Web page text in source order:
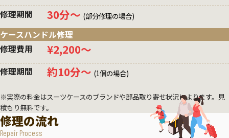
修理期間 30分〜 (部分修理の場合)
ケースハンドル修理
修理費用
¥2,200〜
修理期間 約10分〜 (1個の場合)
※実際の料金はスーツケースのブランドや部品取り寄せ状況によります。見
積もり無料です。
修理の流れ
Repair Process